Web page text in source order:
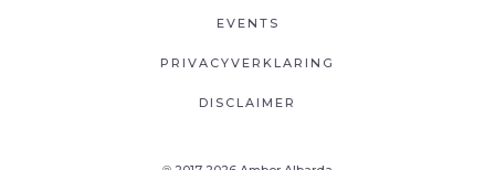
EVENTS
PRIVACYVERKLARING
DISCLAIMER